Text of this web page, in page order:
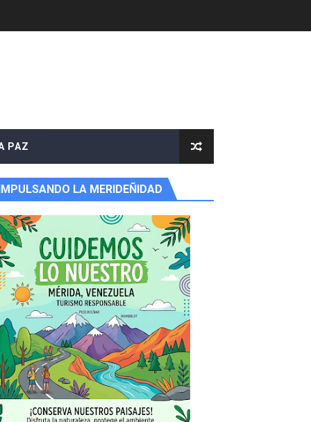
PAZ
IMPULSANDO LA MERIDEÑIDAD